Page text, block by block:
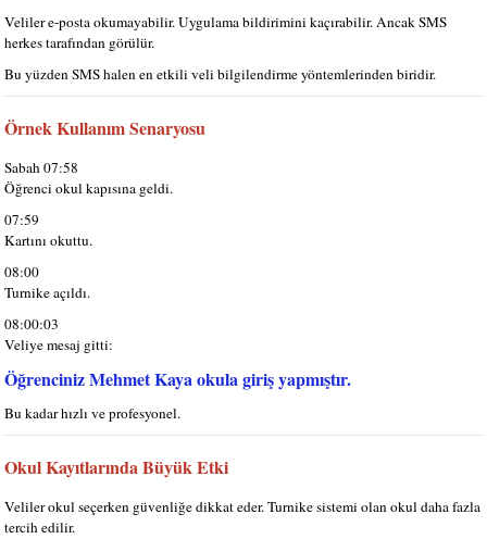
Veliler e-posta okumayabilir. Uygulama bildirimini kaçırabilir. Ancak SMS
herkes tarafından görülür.
Bu yüzden SMS halen en etkili veli bilgilendirme yöntemlerinden biridir.
Örnek Kullanım Senaryosu
Sabah 07:58
Öğrenci okul kapısına geldi.
07:59
Kartını okuttu.
08:00
Turnike açıldı.
08:00:03
Veliye mesaj gitti:
Öğrenciniz Mehmet Kaya okula giriş yapmıştır.
Bu kadar hızlı ve profesyonel.
Okul Kayıtlarında Büyük Etki
Veliler okul seçerken güvenliğe dikkat eder. Turnike sistemi olan okul daha fazla
tercih edilir.